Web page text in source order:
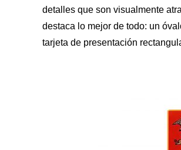
detalles que son visualmente
destaca lo mejor de todo: un
tarjeta de presentación